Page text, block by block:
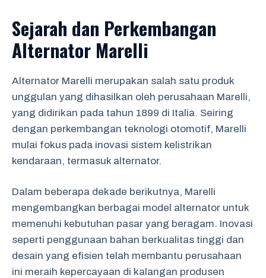
Sejarah dan Perkembangan
Alternator Marelli
Alternator Marelli merupakan salah satu produk
unggulan yang dihasilkan oleh perusahaan Marelli,
yang didirikan pada tahun 1899 di Italia. Seiring
dengan perkembangan teknologi otomotif, Marelli
mulai fokus pada inovasi sistem kelistrikan
kendaraan, termasuk alternator.
Dalam beberapa dekade berikutnya, Marelli
mengembangkan berbagai model alternator untuk
memenuhi kebutuhan pasar yang beragam. Inovasi
seperti penggunaan bahan berkualitas tinggi dan
desain yang efisien telah membantu perusahaan
ini meraih kepercayaan di kalangan produsen